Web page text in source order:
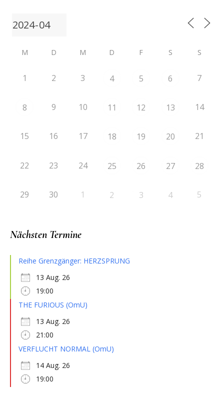
M D M D F S S
1 2 3 4 5 6 7
8 9 10 11 12 13 14
15 16 17 18 19 20 21
22 23 24 25 26 27 28
29 30 1 2 3 4 5
Nächsten Termine
Reihe Grenzgänger: HERZSPRUNG
13 Aug. 26
19:00
THE FURIOUS (OmU)
13 Aug. 26
21:00
VERFLUCHT NORMAL (OmU)
14 Aug. 26
19:00